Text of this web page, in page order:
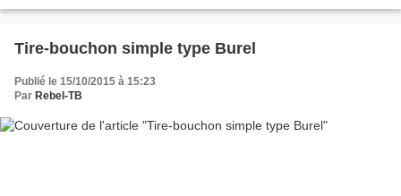
Tire-bouchon simple type Burel
Publié le 15/10/2015 à 15:23
Par Rebel-TB